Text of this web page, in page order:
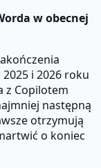
w obecnej
i 2026 roku
z Copilotem
następną
otrzymują
o koniec